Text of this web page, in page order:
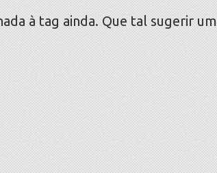
à tag ainda. Que tal sugerir um